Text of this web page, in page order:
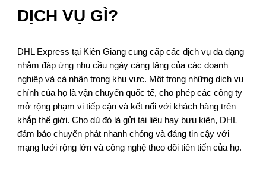
DỊCH VỤ GÌ?
DHL Express tại Kiên Giang cung cấp các dịch vụ đa dạng
nhằm đáp ứng nhu cầu ngày càng tăng của các doanh
nghiệp và cá nhân trong khu vực. Một trong những dịch vụ
chính của họ là vận chuyển quốc tế, cho phép các công ty
mở rộng phạm vi tiếp cận và kết nối với khách hàng trên
khắp thế giới. Cho dù đó là gửi tài liệu hay bưu kiện, DHL
đảm bảo chuyển phát nhanh chóng và đáng tin cậy với
mạng lưới rộng lớn và công nghệ theo dõi tiên tiến của họ.